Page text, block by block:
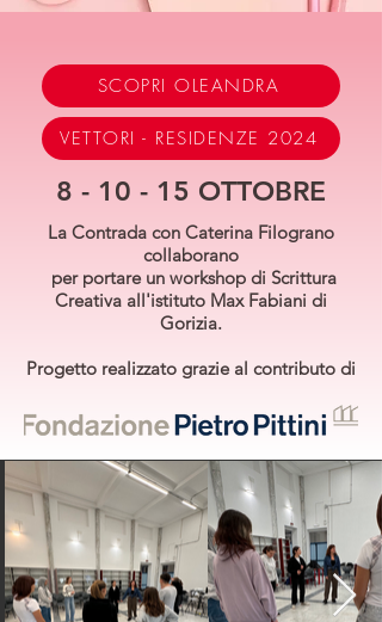
SCOPRI OLEANDRA
VETTORI - RESIDENZE 2024
8 - 10 - 15 OTTOBRE
La Contrada con Caterina Filograno
collaborano
per portare un workshop di Scrittura
Creativa all'istituto Max Fabiani di
Gorizia.
Progetto realizzato grazie al contributo di